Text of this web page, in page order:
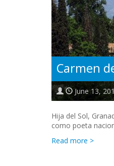
Carmen
June 13,
Hija del Sol,
como poeta
Read more >